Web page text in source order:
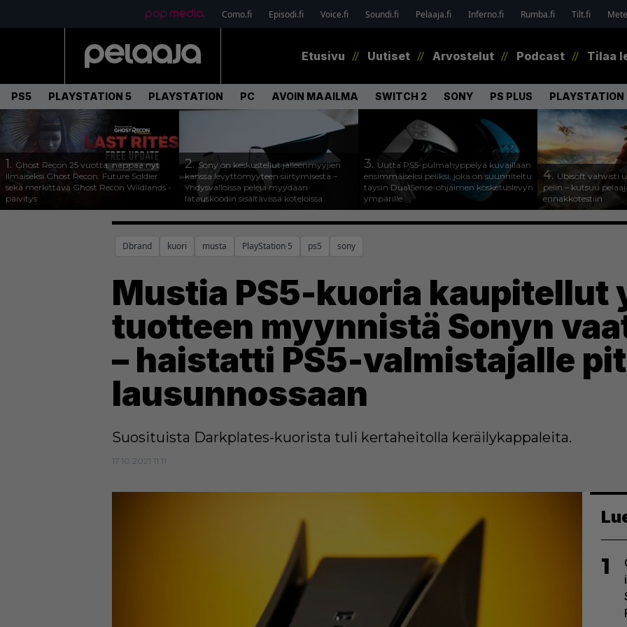
Como.fi Episodi.fi Voice.fi Soundi.fi Pelaaja.fi Inferno.fi Rumba.fi Tilt.fi
Etusivu Uutiset Arvostelut Podcast Tilaa
PS5 PLAYSTATION 5 PLAYSTATION PC AVOIN MAAILMA SWITCH 2 SONY PS PLUS PLAYSTATION
1. Ghost Recon 25 vuotta: nappaa nyt
ilmaiseksi Ghost Recon: Future Soldier
sekä merkittävä Ghost Recon Wildlands -
päivitys
2.Sony on keskustellut jälleenmyyjien
kanssa levyttömyyteen siirtymisestä –
Yhdysvalloissa pelejä myydään
latauskoodin sisältävissä koteloissa
3. Uutta PS5-pulmahyppelyä kuvaillaan
ensimmäiseksi peliksi, joka on suunniteltu
täysin DualSense-ohjaimen kosketuslevyn
ympärille
4. Ubisoft vahvisti
pelin – kutsuu
ennakkotestiin
Dbrand kuori musta PlayStation 5 ps5 sony
Mustia PS5-kuoria kaupitellut
tuotteen myynnistä Sonyn
– haistatti PS5-valmistajalle
lausunnossaan
Suosituista Darkplates-kuorista tuli kertaheitolla keräilykappaleita.
17.10.2021 11:11
1